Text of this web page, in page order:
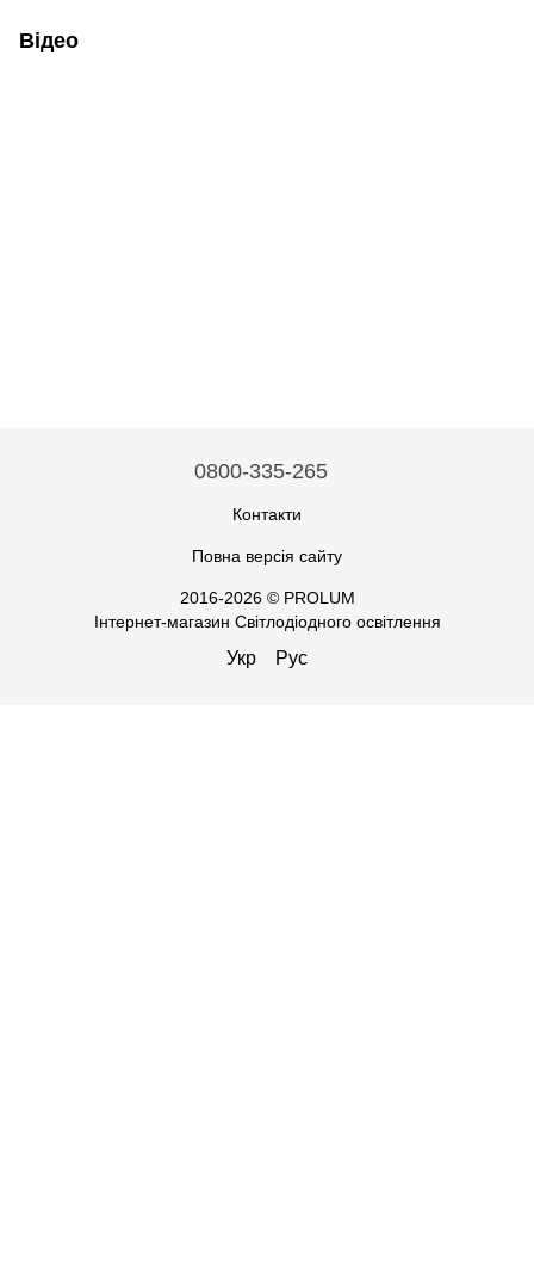
Відео
0800-335-265
Контакти
Повна версія сайту
2016-2026 © PROLUM
Інтернет-магазин Світлодіодного освітлення
Укр Рус